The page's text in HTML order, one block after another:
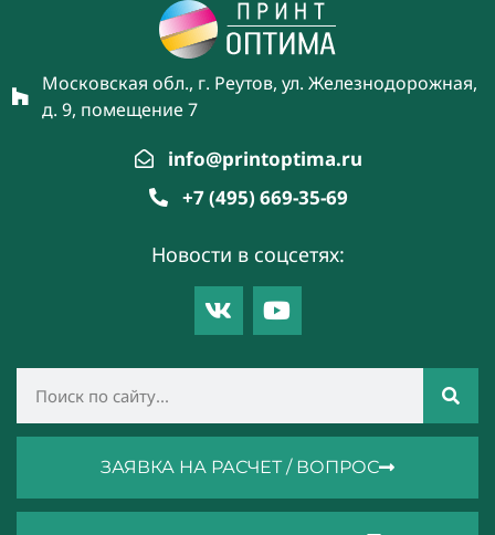
Московская обл., г. Реутов, ул. Железнодорожная,
д. 9, помещение 7
info@printoptima.ru
+7 (495) 669-35-69
Новости в соцсетях:
ЗАЯВКА НА РАСЧЕТ / ВОПРОС